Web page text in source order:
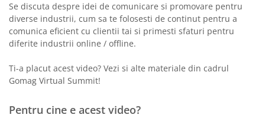
Se discuta despre idei de comunicare si promovare pentru
diverse industrii, cum sa te folosesti de continut pentru a
comunica eficient cu clientii tai si primesti sfaturi pentru
diferite industrii online / offline.
Ti-a placut acest video? Vezi si alte materiale din cadrul
Gomag Virtual Summit!
Pentru cine e acest video?